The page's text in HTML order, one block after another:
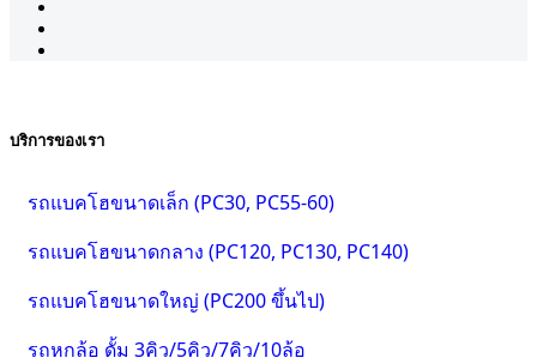
บริการของเรา
รถแบคโฮขนาดเล็ก (PC30, PC55-60)
รถแบคโฮขนาดกลาง (PC120, PC130, PC140)
รถแบคโฮขนาดใหญ่ (PC200 ขึ้นไป)
รถหกล้อ ดั้ม 3คิว/5คิว/7คิว/10ล้อ